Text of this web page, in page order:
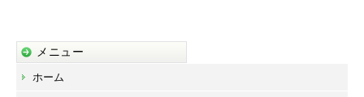
メニュー
ホーム